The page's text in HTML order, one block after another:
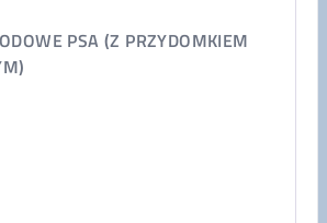
PSA (Z PRZYDOMKIEM